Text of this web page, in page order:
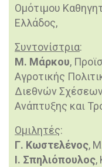
Ομότιμου
Ελλάδος,
Συντονίστρια:
Μ. Μάρκου,
Αγροτικής
Διεθνών
Ανάπτυξης και
Ομιλητές:
Γ. Κωστελένος,
Ι. Σπηλιόπουλος,